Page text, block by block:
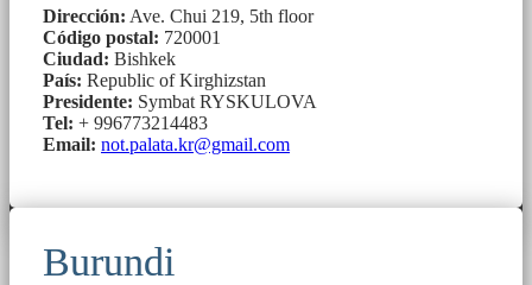
Dirección: Ave. Chui 219, 5th floor
Código postal: 720001
Ciudad: Bishkek
País: Republic of Kirghizstan
Presidente: Symbat RYSKULOVA
Tel: + 996773214483
Email: not.palata.kr@gmail.com
Burundi